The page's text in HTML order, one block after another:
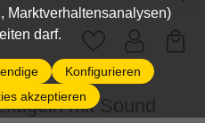
mit Sound
Marktverhaltensanalysen)
darf.
Konfigurieren
akzeptieren